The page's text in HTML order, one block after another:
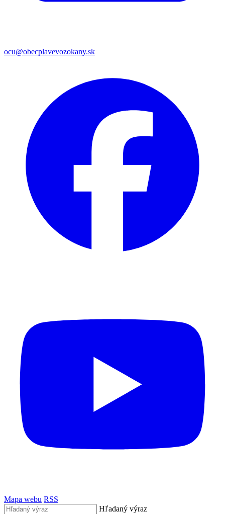
ocu@obecplavevozokany.sk
Mapa webu RSS
Hľadaný výraz